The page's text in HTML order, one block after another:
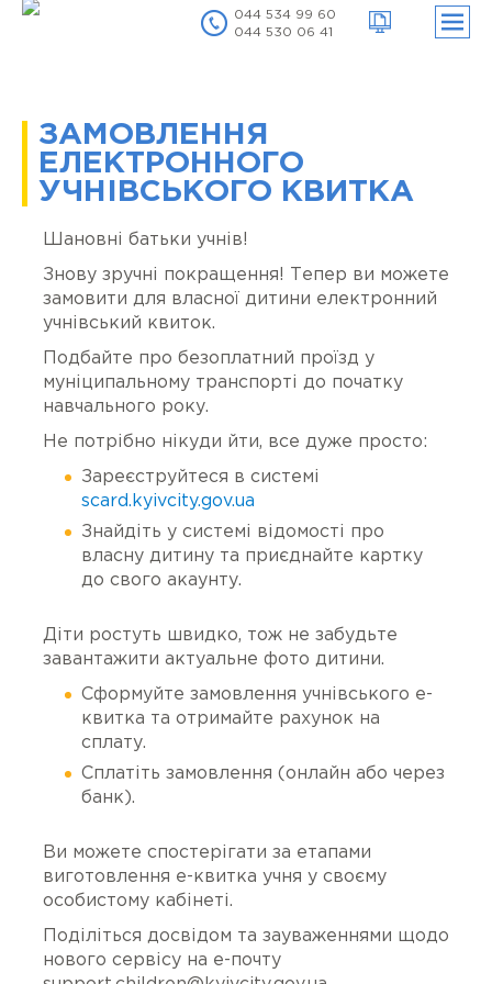
044 534 99 60
044 530 06 41
ЗАМОВЛЕННЯ
ЕЛЕКТРОННОГО
УЧНІВСЬКОГО КВИТКА
Шановні батьки учнів!
Знову зручні покращення! Тепер ви можете
замовити для власної дитини електронний
учнівський квиток.
Подбайте про безоплатний проїзд у
муніципальному транспорті до початку
навчального року.
Не потрібно нікуди йти, все дуже просто:
Зареєструйтеся в системі
scard.kyivcity.gov.ua
Знайдіть у системі відомості про
власну дитину та приєднайте картку
до свого акаунту.
Діти ростуть швидко, тож не забудьте
завантажити актуальне фото дитини.
Сформуйте замовлення учнівського е-
квитка та отримайте рахунок на
сплату.
Сплатіть замовлення (онлайн або через
банк).
Ви можете спостерігати за етапами
виготовлення е-квитка учня у своєму
особистому кабінеті.
Поділіться досвідом та зауваженнями щодо
нового сервісу на е-почту